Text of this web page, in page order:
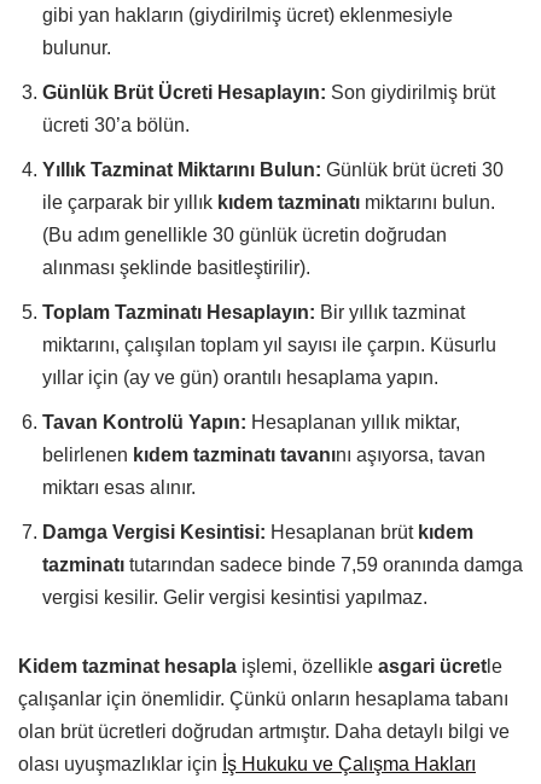
gibi yan hakların (giydirilmiş ücret) eklenmesiyle
bulunur.
Günlük Brüt Ücreti Hesaplayın: Son giydirilmiş brüt
ücreti 30’a bölün.
Yıllık Tazminat Miktarını Bulun: Günlük brüt ücreti 30
ile çarparak bir yıllık kıdem tazminatı miktarını bulun.
(Bu adım genellikle 30 günlük ücretin doğrudan
alınması şeklinde basitleştirilir).
Toplam Tazminatı Hesaplayın: Bir yıllık tazminat
miktarını, çalışılan toplam yıl sayısı ile çarpın. Küsurlu
yıllar için (ay ve gün) orantılı hesaplama yapın.
Tavan Kontrolü Yapın: Hesaplanan yıllık miktar,
belirlenen kıdem tazminatı tavanını aşıyorsa, tavan
miktarı esas alınır.
Damga Vergisi Kesintisi: Hesaplanan brüt kıdem
tazminatı tutarından sadece binde 7,59 oranında damga
vergisi kesilir. Gelir vergisi kesintisi yapılmaz.
Kidem tazminat hesapla işlemi, özellikle asgari ücret le
çalışanlar için önemlidir. Çünkü onların hesaplama tabanı
olan brüt ücretleri doğrudan artmıştır. Daha detaylı bilgi ve
olası uyuşmazlıklar için İş Hukuku ve Çalışma Hakları